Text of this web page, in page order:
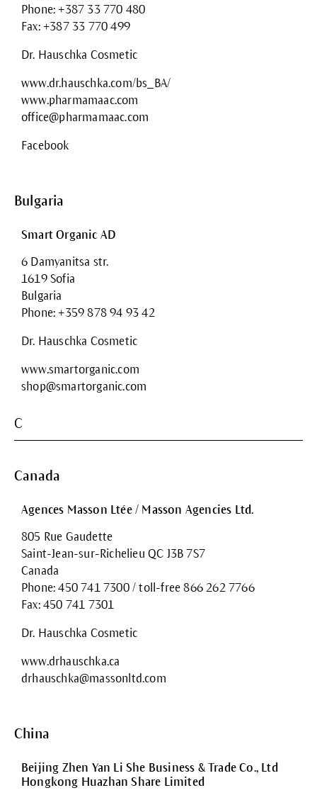
Phone: +387 33 770 480
Fax: +387 33 770 499
Dr. Hauschka Cosmetic
www.dr.hauschka.com/bs_BA/
www.pharmamaac.com
office@pharmamaac.com
Facebook
Bulgaria
Smart Organic AD
6 Damyanitsa str.
1619 Sofia
Bulgaria
Phone: +359 878 94 93 42
Dr. Hauschka Cosmetic
www.smartorganic.com
shop@smartorganic.com
C
Canada
Agences Masson Ltée / Masson Agencies Ltd.
805 Rue Gaudette
Saint-Jean-sur-Richelieu QC J3B 7S7
Canada
Phone: 450 741 7300 / toll-free 866 262 7766
Fax: 450 741 7301
Dr. Hauschka Cosmetic
www.drhauschka.ca
drhauschka@massonltd.com
China
Beijing Zhen Yan Li She Business & Trade Co., Ltd
Hongkong Huazhan Share Limited